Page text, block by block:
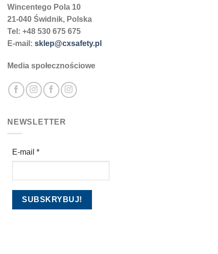
Wincentego Pola 10
21-040 Świdnik, Polska
Tel: +48 530 675 675
E-mail: sklep@cxsafety.pl
Media społecznościowe
NEWSLETTER
E-mail *